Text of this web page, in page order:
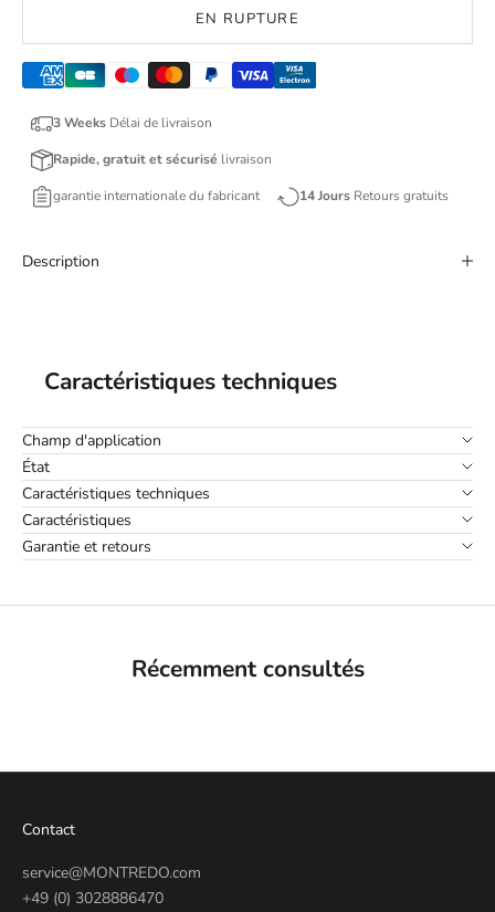
EN RUPTURE
3 Weeks Délai de livraison
Rapide, gratuit et sécurisé livraison
garantie internationale du fabricant 14 Jours Retours gratuits
Description
Caractéristiques techniques
Champ d'application
État
Caractéristiques techniques
Caractéristiques
Garantie et retours
Récemment consultés
Contact
service@MONTREDO.com
+49 (0) 3028886470